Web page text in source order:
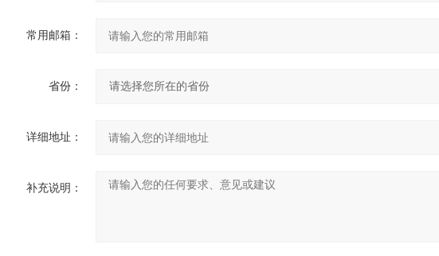
常用邮箱：
省份：
详细地址：
补充说明：